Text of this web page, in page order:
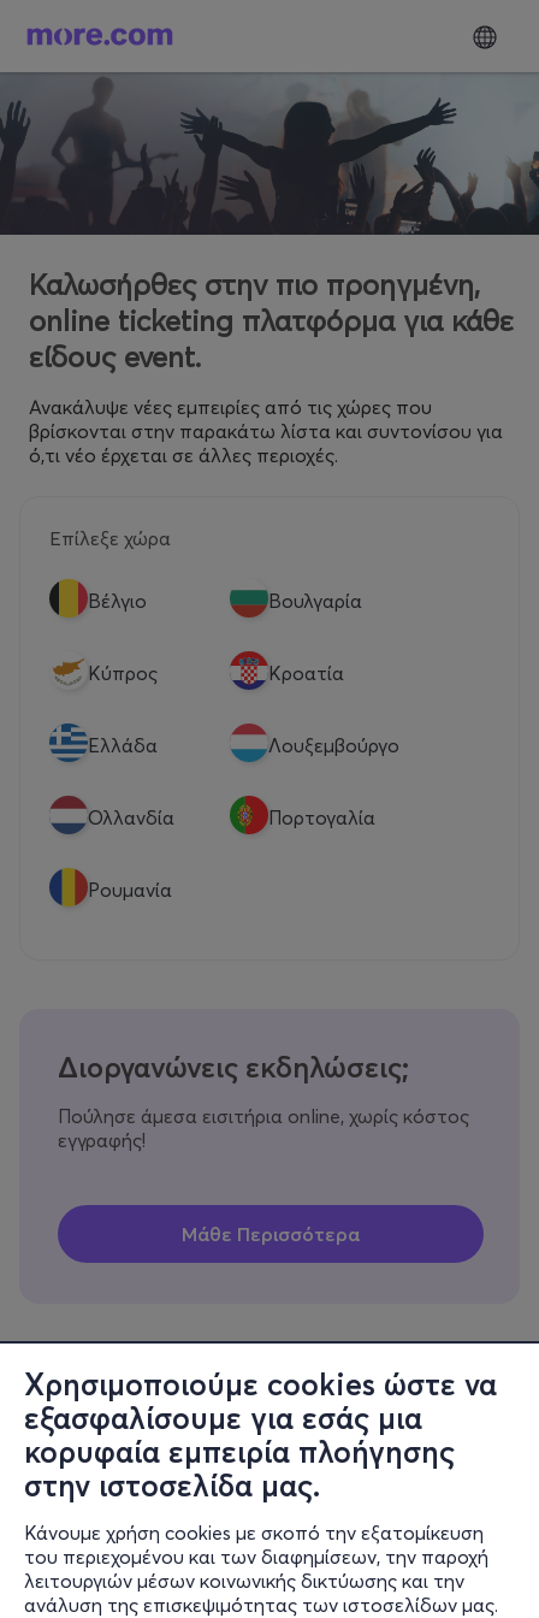
Χρησιμοποιούμε cookies ώστε να
εξασφαλίσουμε για εσάς μια
κορυφαία εμπειρία πλοήγησης
στην ιστοσελίδα μας.
Κάνουμε χρήση cookies με σκοπό την εξατομίκευση
του περιεχομένου και των διαφημίσεων, την παροχή
λειτουργιών μέσων κοινωνικής δικτύωσης και την
ανάλυση της επισκεψιμότητας των ιστοσελίδων μας.
Καλωσήρθες στην πιο προηγμένη,
online ticketing πλατφόρμα για κάθε
είδους event.
Ανακάλυψε νέες εμπειρίες από τις χώρες που
βρίσκονται στην παρακάτω λίστα και συντονίσου για
ό,τι νέο έρχεται σε άλλες περιοχές.
Επίλεξε χώρα
Βέλγιο Βουλγαρία
Κύπρος Κροατία
Eλλάδα Λουξεμβούργο
Ολλανδία Πορτογαλία
Ρουμανία
Διοργανώνεις εκδηλώσεις;
Πούλησε άμεσα εισιτήρια online, χωρίς κόστος
εγγραφής!
Πληροφορίες
Υποστήριξη
Stay Connected